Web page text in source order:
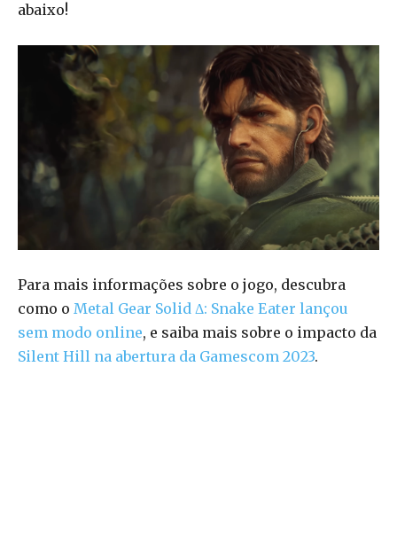
abaixo!
Para mais informações sobre o jogo, descubra
como o Metal Gear Solid Δ: Snake Eater lançou
sem modo online, e saiba mais sobre o impacto da
Silent Hill na abertura da Gamescom 2023.